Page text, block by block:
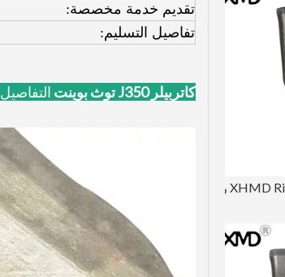
تقديم خدمة مخصصة:
تفاصيل التسليم:
كاتربيلر J350 توث بوينت التفاصيل